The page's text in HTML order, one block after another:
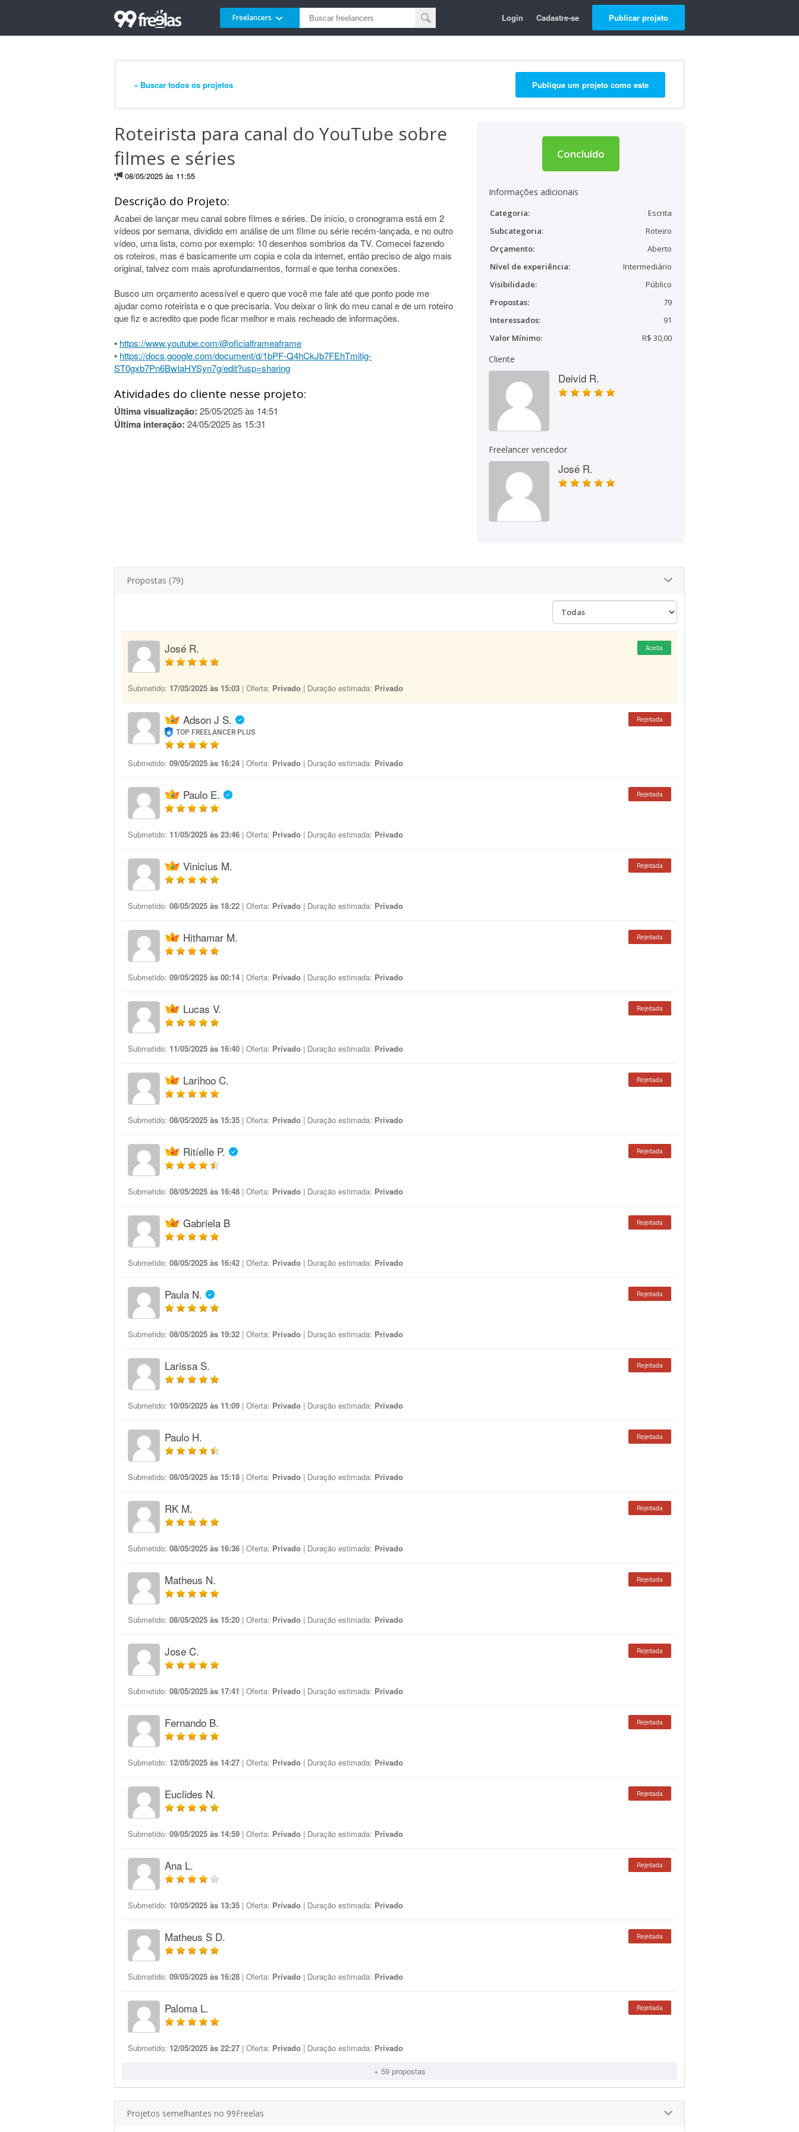
Freelancers Login Cadastre-se Publicar projeto
« Buscar todos os projetos Publique um projeto como este
Roteirista para canal do YouTube sobre
filmes e séries
08/05/2025 às 11:55
Descrição do Projeto:
Acabei de lançar meu canal sobre filmes e séries. De início, o cronograma está em 2
vídeos por semana, dividido em análise de um filme ou série recém-lançada, e no outro
vídeo, uma lista, como por exemplo: 10 desenhos sombrios da TV. Comecei fazendo
os roteiros, mas é basicamente um copia e cola da internet, então preciso de algo mais
original, talvez com mais aprofundamentos, formal e que tenha conexões.
Busco um orçamento acessível e quero que você me fale até que ponto pode me
ajudar como roteirista e o que precisaria. Vou deixar o link do meu canal e de um roteiro
que fiz e acredito que pode ficar melhor e mais recheado de informações.
• https://www.youtube.com/@oficialframeaframe
• https://docs.google.com/document/d/1bPF-Q4hCkJb7FEhTmitig-
ST0gxb7Pn6BwIaHYSyn7g/edit?usp=sharing
Atividades do cliente nesse projeto:
Última visualização: 25/05/2025 às 14:51
Última interação: 24/05/2025 às 15:31
Concluído
Informações adicionais
Categoria:
Escrita
Subcategoria:
Roteiro
Orçamento:
Aberto
Nível de experiência:
Intermediário
Visibilidade:
Público
Propostas:
79
Interessados:
91
Valor Mínimo:
R$ 30,00
Cliente
Deivid R.
Freelancer vencedor
José R.
Propostas (79)
José R. Aceita
Submetido: 17/05/2025 às 15:03 | Oferta: Privado | Duração estimada: Privado
Adson J S.
TOP FREELANCER PLUS
Rejeitada
Submetido: 09/05/2025 às 16:24 | Oferta: Privado | Duração estimada: Privado
Paulo E. Rejeitada
Submetido: 11/05/2025 às 23:46 | Oferta: Privado | Duração estimada: Privado
Vinicius M. Rejeitada
Submetido: 08/05/2025 às 18:22 | Oferta: Privado | Duração estimada: Privado
Hithamar M. Rejeitada
Submetido: 09/05/2025 às 00:14 | Oferta: Privado | Duração estimada: Privado
Lucas V. Rejeitada
Submetido: 11/05/2025 às 16:40 | Oferta: Privado | Duração estimada: Privado
Larihoo C. Rejeitada
Submetido: 08/05/2025 às 15:35 | Oferta: Privado | Duração estimada: Privado
Ritíelle P. Rejeitada
Submetido: 08/05/2025 às 16:48 | Oferta: Privado | Duração estimada: Privado
Gabriela B Rejeitada
Submetido: 08/05/2025 às 16:42 | Oferta: Privado | Duração estimada: Privado
Paula N. Rejeitada
Submetido: 08/05/2025 às 19:32 | Oferta: Privado | Duração estimada: Privado
Larissa S. Rejeitada
Submetido: 10/05/2025 às 11:09 | Oferta: Privado | Duração estimada: Privado
Paulo H. Rejeitada
Submetido: 08/05/2025 às 15:18 | Oferta: Privado | Duração estimada: Privado
RK M. Rejeitada
Submetido: 08/05/2025 às 16:36 | Oferta: Privado | Duração estimada: Privado
Matheus N. Rejeitada
Submetido: 08/05/2025 às 15:20 | Oferta: Privado | Duração estimada: Privado
Jose C. Rejeitada
Submetido: 08/05/2025 às 17:41 | Oferta: Privado | Duração estimada: Privado
Fernando B. Rejeitada
Submetido: 12/05/2025 às 14:27 | Oferta: Privado | Duração estimada: Privado
Euclides N. Rejeitada
Submetido: 09/05/2025 às 14:59 | Oferta: Privado | Duração estimada: Privado
Ana L. Rejeitada
Submetido: 10/05/2025 às 13:35 | Oferta: Privado | Duração estimada: Privado
Matheus S D. Rejeitada
Submetido: 09/05/2025 às 16:28 | Oferta: Privado | Duração estimada: Privado
Paloma L. Rejeitada
Submetido: 12/05/2025 às 22:27 | Oferta: Privado | Duração estimada: Privado
+ 59 propostas
Projetos semelhantes no 99Freelas